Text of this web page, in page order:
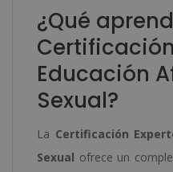
¿Qué
Educación
Sexual?
La Certificación
Sexual ofrece un